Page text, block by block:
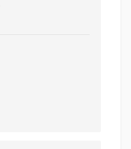
justo, sodales
tempor sapien et